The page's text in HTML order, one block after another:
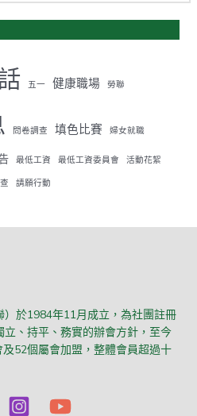
五一 健康職場 勞聯
問卷調查 填色比賽 婦女就職
最低工資 最低工資委員會 活動花絮
請願行動
於1984年11月成立，為社團註冊
、持平、務實的辦會方針，至今
52個屬會加盟，整體會員超過十